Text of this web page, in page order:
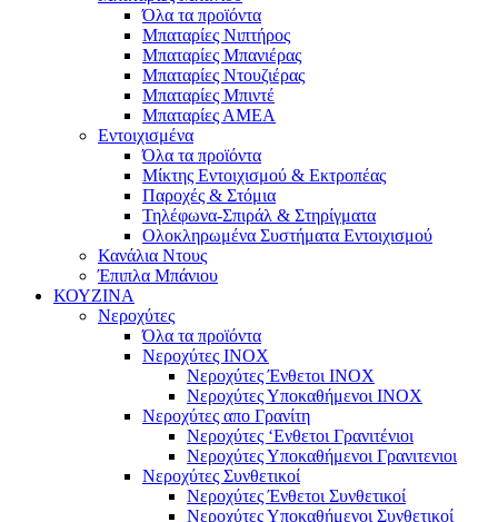
Όλα τα προϊόντα
Μπαταρίες Νιπτήρος
Μπαταρίες Μπανιέρας
Μπαταρίες Ντουζιέρας
Μπαταρίες Μπιντέ
Μπαταρίες ΑΜΕΑ
Εντοιχισμένα
Όλα τα προϊόντα
Μίκτης Εντοιχισμού & Εκτροπέας
Παροχές & Στόμια
Τηλέφωνα-Σπιράλ & Στηρίγματα
Ολοκληρωμένα Συστήματα Εντοιχισμού
Κανάλια Ντους
Έπιπλα Μπάνιου
ΚΟΥΖΙΝΑ
Νεροχύτες
Όλα τα προϊόντα
Νεροχύτες ΙΝΟΧ
Νεροχύτες Ένθετοι INOX
Νεροχύτες Υποκαθήμενοι INOX
Νεροχύτες απο Γρανίτη
Νεροχύτες ‘Ενθετοι Γρανιτένιοι
Νεροχύτες Υποκαθήμενοι Γρανιτενιοι
Νεροχύτες Συνθετικοί
Νεροχύτες Ένθετοι Συνθετικοί
Νεροχύτες Υποκαθήμενοι Συνθετικοί